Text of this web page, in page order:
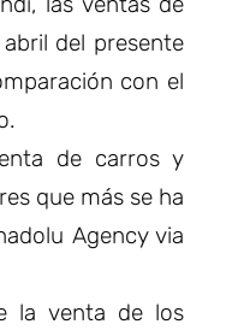
del presente
con el
de carros y
que más se ha
Agency via
la venta de los